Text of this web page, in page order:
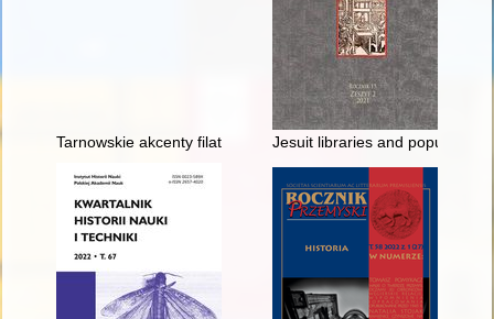
Tarnowskie akcenty filatelistyczne III Pielgrzymki Ojca
Jesuit libraries and popular